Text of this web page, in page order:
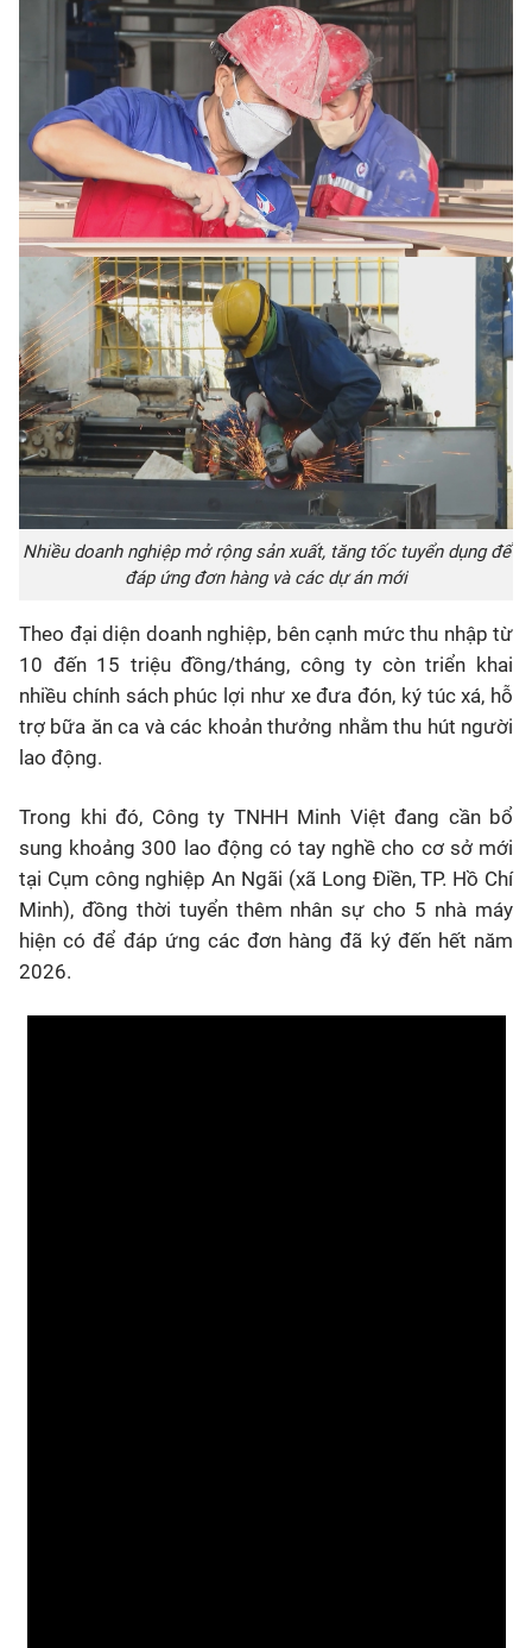
Nhiều doanh nghiệp mở rộng sản xuất, tăng tốc tuyển dụng để
đáp ứng đơn hàng và các dự án mới
Theo đại diện doanh nghiệp, bên cạnh mức thu nhập từ
10 đến 15 triệu đồng/tháng, công ty còn triển khai
nhiều chính sách phúc lợi như xe đưa đón, ký túc xá, hỗ
trợ bữa ăn ca và các khoản thưởng nhằm thu hút người
lao động.
Trong khi đó, Công ty TNHH Minh Việt đang cần bổ
sung khoảng 300 lao động có tay nghề cho cơ sở mới
tại Cụm công nghiệp An Ngãi (xã Long Điền, TP. Hồ Chí
Minh), đồng thời tuyển thêm nhân sự cho 5 nhà máy
hiện có để đáp ứng các đơn hàng đã ký đến hết năm
2026.